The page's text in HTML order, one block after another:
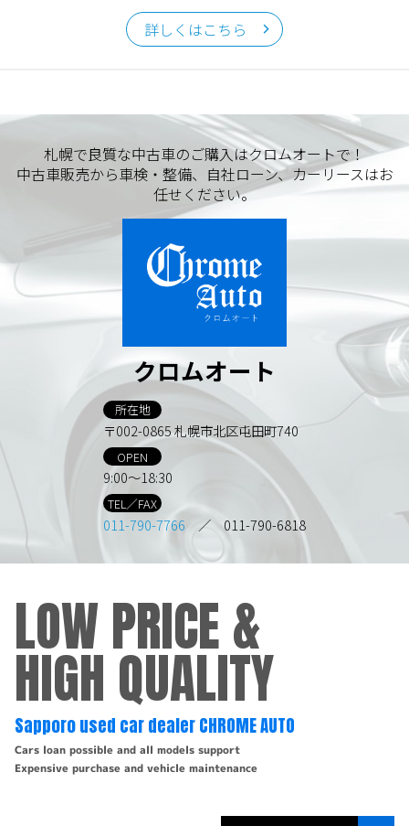
詳しくはこちら
札幌で良質な中古車のご購入はクロムオートで！
中古車販売から車検・整備、自社ローン、カーリースはお
任せください。
クロムオート
所在地
〒002-0865 札幌市北区屯田町740
OPEN
9:00～18:30
TEL／FAX
011-790-7766 ／ 011-790-6818
LOW PRICE &
HIGH QUALITY
Sapporo used car dealer CHROME AUTO
Cars loan possible and all models support
Expensive purchase and vehicle maintenance